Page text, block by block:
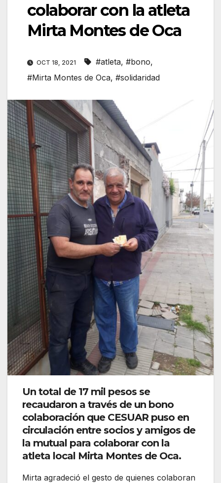
colaborar con la atleta
Mirta Montes de Oca
OCT 18, 2021 #atleta, #bono,
#Mirta Montes de Oca, #solidaridad
Un total de 17 mil pesos se
recaudaron a través de un bono
colaboración que CESUAR puso en
circulación entre socios y amigos de
la mutual para colaborar con la
atleta local Mirta Montes de Oca.
Mirta agradeció el gesto de quienes colaboran